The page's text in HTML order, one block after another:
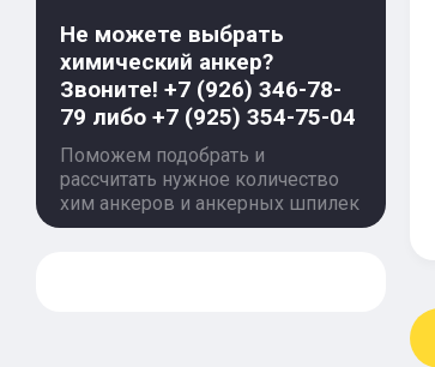
Не можете выбрать
химический анкер?
Звоните! +7 (926) 346-78-
79 либо +7 (925) 354-75-04
Поможем подобрать и
рассчитать нужное количество
хим анкеров и анкерных шпилек